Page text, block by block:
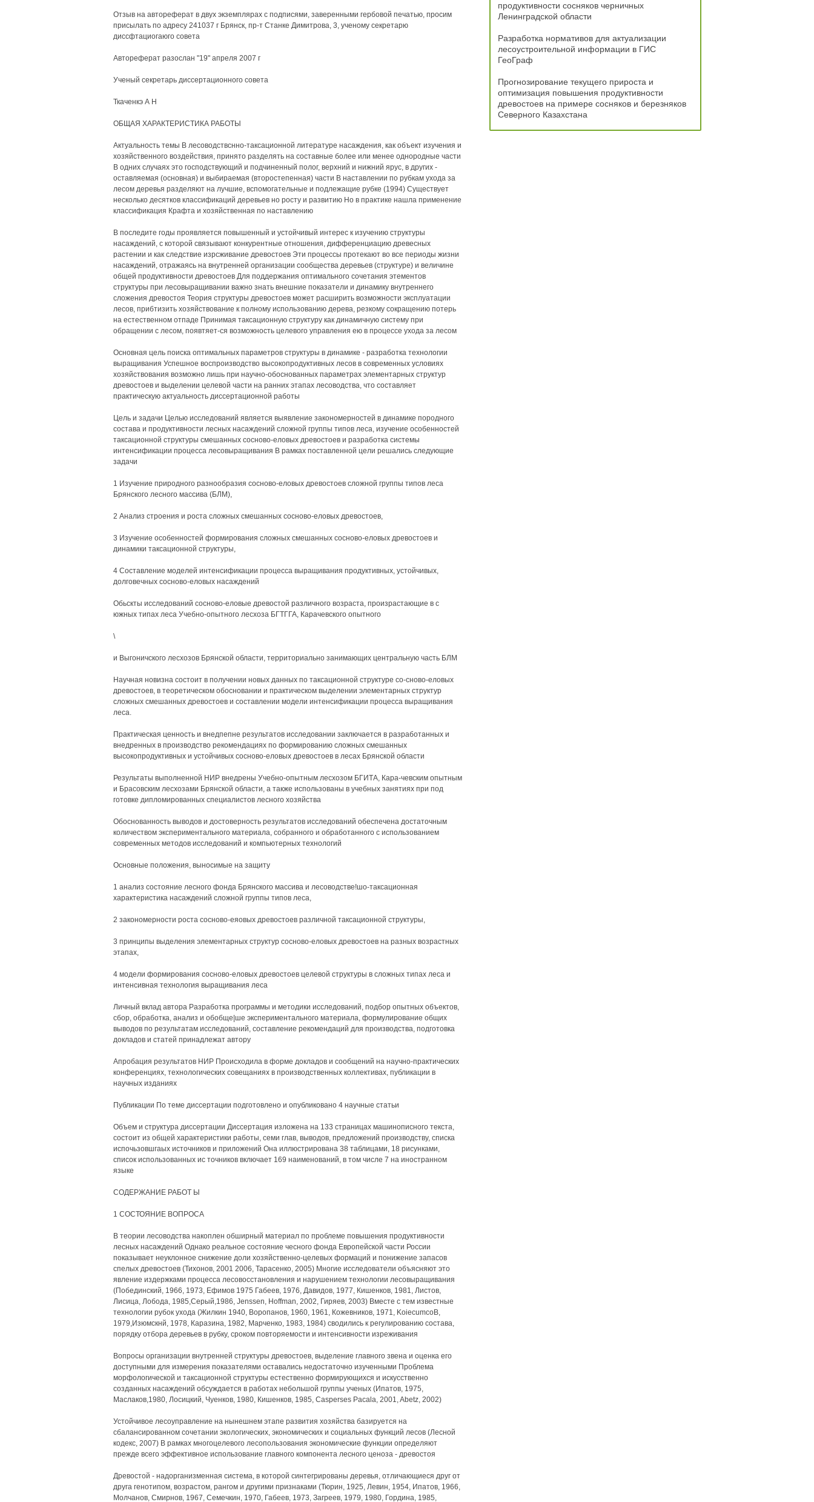
Отзыв на автореферат в двух экземплярах с подписями, заверенными гербовой печатью, просим
присылать по адресу 241037 г Брянск, пр-т Станке Димитрова, 3, ученому секретарю
диссфтациогаюго совета
Автореферат разослан "19" апреля 2007 г
Ученый секретарь диссертационного совета
Ткаченкэ А Н
ОБЩАЯ ХАРАКТЕРИСТИКА РАБОТЫ
Актуальность темы В лесоводствснно-таксационной литературе насаждения, как объект изучения и
хозяйственного воздействия, принято разделять на составные более или менее однородные части
В одних случаях это господствующий и подчиненный полог, верхний и нижний ярус, в других -
оставляемая (основная) и выбираемая (второстепенная) части В наставлении по рубкам ухода за
лесом деревья разделяют на лучшие, вспомогательные и подлежащие рубке (1994) Существует
несколько десятков классификаций деревьев но росту и развитию Но в практике нашла применение
классификация Крафта и хозяйственная по наставлению
В последите годы проявляется повышенный и устойчивый интерес к изучению структуры
насаждений, с которой связывают конкурентные отношения, дифференциацию древесных
растении и как следствие изрсживание древостоев Эти процессы протекают во все периоды жизни
насаждений, отражаясь на внутренней организации сообщества деревьев (структуре) и величине
общей продуктивности древостоев Для поддержания оптимального сочетания этементов
структуры при лесовыращивании важно знать внешние показатели и динамику внутреннего
сложения древостоя Теория структуры древостоев может расширить возможности эксплуатации
лесов, прибтизить хозяйствование к полному использованию дерева, резкому сокращению потерь
на естественном отпаде Принимая таксационную структуру как динамичную систему при
обращении с лесом, появтяет-ся возможность целевого управления ею в процессе ухода за лесом
Основная цель поиска оптимальных параметров структуры в динамике - разработка технологии
выращивания Успешное воспроизводство высокопродуктивных лесов в современных условиях
хозяйствования возможно лишь при научно-обоснованных параметрах элементарных структур
древостоев и выделении целевой части на ранних этапах лесоводства, что составляет
практическую актуальность диссертационной работы
Цель и задачи Целью исследований является выявление закономерностей в динамике породного
состава и продуктивности лесных насаждений сложной группы типов леса, изучение особенностей
таксационной структуры смешанных сосново-еловых древостоев и разработка системы
интенсификации процесса лесовыращивания В рамках поставленной цели решались следующие
задачи
1 Изучение природного разнообразия сосново-еловых древостоев сложной группы типов леса
Брянского лесного массива (БЛМ),
2 Анализ строения и роста сложных смешанных сосново-еловых древостоев,
3 Изучение особенностей формирования сложных смешанных сосново-еловых древостоев и
динамики таксационной структуры,
4 Составление моделей интенсификации процесса выращивания продуктивных, устойчивых,
долговечных сосново-еловых насаждений
Обьскты исследований сосново-еловые древостой различного возраста, произрастающие в с
южных типах леса Учебно-опытного лесхоза БГТГГА, Карачевского опытного
\
и Выгоничского лесхозов Брянской области, территориально занимающих центральную часть БЛМ
Научная новизна состоит в получении новых данных по таксационной структуре со-сново-еловых
древостоев, в теоретическом обосновании и практическом выделении элементарных структур
сложных смешанных древостоев и составлении модели интенсификации процесса выращивания
леса.
Практическая ценность и внедпепне результатов исследовании заключается в разработанных и
внедренных в производство рекомендациях по формированию сложных смешанных
высокопродуктивных и устойчивых сосново-еловых древостоев в лесах Брянской области
Результаты выполненной НИР внедрены Учебно-опытным лесхозом БГИТА, Кара-чевским опытным
и Брасовским лесхозами Брянской области, а также использованы в учебных занятиях при под
готовке дипломированных специалистов лесного хозяйства
Обоснованность выводов и достоверность результатов исследований обеспечена достаточным
количеством экспериментального материала, собранного и обработанного с использованием
современных методов исследований и компьютерных технологий
Основные положения, выносимые на защиту
1 анализ состояние лесного фонда Брянского массива и лесоводстве!шо-таксационная
характеристика насаждений сложной группы типов леса,
2 закономерности роста сосново-еяовых древостоев различной таксационной структуры,
3 принципы выделения элементарных структур сосново-еловых древостоев на разных возрастных
этапах,
4 модели формирования сосново-еловых древостоев целевой структуры в сложных типах леса и
интенсивная технология выращивания леса
Личный вклад автора Разработка программы и методики исследований, подбор опытных объектов,
сбор, обработка, анализ и обобще|ше экспериментального материала, формулирование общих
выводов по результатам исследований, составление рекомендаций для производства, подготовка
докладов и статей принадлежат автору
Апробация результатов НИР Происходила в форме докладов и сообщений на научно-практических
конференциях, технологических совещаниях в производственных коллективах, публикации в
научных изданиях
Публикации По теме диссертации подготовлено и опубликовано 4 научные статьи
Объем и структура диссертации Диссертация изложена на 133 страницах машинописного текста,
состоит из общей характеристики работы, семи глав, выводов, предложений производству, списка
испочьзовшгаых источников и приложений Она иллюстрирована 38 таблицами, 18 рисунками,
список использованных ис точников включает 169 наименований, в том числе 7 на иностранном
языке
СОДЕРЖАНИЕ РАБОТ Ы
1 СОСТОЯНИЕ ВОПРОСА
В теории лесоводства накоплен обширный материал по проблеме повышения продуктивности
лесных насаждений Однако реальное состояние чесного фонда Европейской части России
показывает неуклонное снижение доли хозяйственно-целевых формаций и понижение запасов
спелых древостоев (Тихонов, 2001 2006, Тарасенко, 2005) Многие исследователи объясняют это
явление издержками процесса лесовосстановления и нарушением технологии лесовыращивания
(Побединский, 1966, 1973, Ефимов 1975 Габеев, 1976, Давидов, 1977, Кишенков, 1981, Листов,
Лисица, Лобода, 1985,Серый,1986, Jenssen, Hoffman, 2002, Гиряев, 2003) Вместе с тем известные
технологии рубок ухода (Жилкин 1940, Воропанов, 1960, 1961, Кожевников, 1971, KoiecumcoB,
1979,Изюмскнй, 1978, Каразина, 1982, Марченко, 1983, 1984) сводились к регулированию состава,
порядку отбора деревьев в рубку, сроком повторяемости и интенсивности изреживания
Вопросы организации внутренней структуры древостоев, выделение главного звена и оценка его
доступными для измерения показателями оставались недостаточно изученными Проблема
морфологической и таксационной структуры естественно формирующихся и искусственно
созданных насаждений обсуждается в работах небольшой группы ученых (Ипатов, 1975,
Маслаков,1980, Лосицкий, Чуенков, 1980, Кишенков, 1985, Casperses Pacala, 2001, Abetz, 2002)
Устойчивое лесоуправление на нынешнем этапе развития хозяйства базируется на
сбалансированном сочетании экологических, экономических и социальных функций лесов (Лесной
кодекс, 2007) В рамках многоцелевого лесопользования экономические функции определяют
прежде всего эффективное использование главного компонента лесного ценоза - древостоя
Древостой - надорганизменная система, в которой синтегрированы деревья, отличающиеся друг от
друга генотипом, возрастом, рангом и другими признаками (Тюрин, 1925, Левин, 1954, Ипатов, 1966,
Молчанов, Смирнов, 1967, Семечкин, 1970, Габеев, 1973, Загреев, 1979, 1980, Гордина, 1985,
продуктивности сосняков черничных
Ленинградской области
Разработка нормативов для актуализации
лесоустроительной информации в ГИС
ГеоГраф
Прогнозирование текущего прироста и
оптимизация повышения продуктивности
древостоев на примере сосняков и березняков
Северного Казахстана